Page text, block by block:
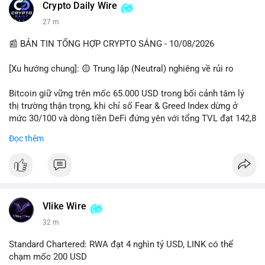
các quỹ phòng hộ sang vị thế Long là tín hiệu tích cực ngầm,
nhưng biến động ngắn hạn vẫn cao.
• Khuyến nghị: Cẩn trọng với các lệnh Long/Short khi Bitcoin
chưa thoát khỏi vùng giá hiện tại. Theo dõi sát các tin tức về
📰 Nguồn: CoinDesk
Crypto Daily Wire
27 m
📰 BẢN TIN TỔNG HỢP CRYPTO SÁNG - 10/08/2026
[Xu hướng chung]: 🟡 Trung lập (Neutral) nghiêng về rủi ro
Bitcoin giữ vững trên mốc 65.000 USD trong bối cảnh tâm lý
thị trường thận trọng, khi chỉ số Fear & Greed Index dừng ở
mức 30/100 và dòng tiền DeFi đứng yên với tổng TVL đạt 142,8
tăng gần 3% khi Iran-Oman hứa mở lại eo Hormuz, giảm lo ngại
lớn khác. Đáng chú ý, thanh lý Short chiếm tới 81,7% tổng 35,7
triệu USD thanh lý trong 24h, cho thấy phe bán đang yếu thế.
- DeFi & Công nghệ: Standard Chartered dự báo thị trường RWA
sẽ bùng nổ lên 4 nghìn tỷ USD, kéo theo giá trị token LINK có
Đọc thêm
Vlike Wire
32 m
Standard Chartered: RWA đạt 4 nghìn tỷ USD, LINK có thể
chạm mốc 200 USD